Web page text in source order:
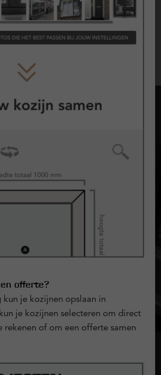
en dekking zijn vastgelegd in de
offerte?
je kozijnen opslaan in
je kozijnen selecteren om direct
rekenen of om een offerte samen